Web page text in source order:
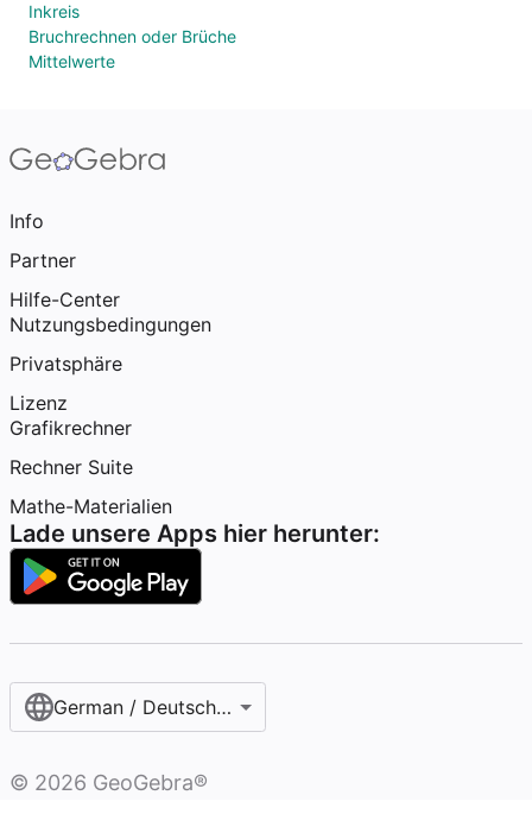
Inkreis
Bruchrechnen oder Brüche
Mittelwerte
Info
Partner
Hilfe-Center
Nutzungsbedingungen
Privatsphäre
Lizenz
Grafikrechner
Rechner Suite
Mathe-Materialien
Lade unsere Apps hier herunter:
German / Deutsch (Österreich)‎
© 2026 GeoGebra®